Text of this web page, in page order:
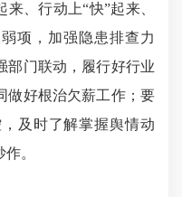
、行动上“快”起来、
项，加强隐患排查力
部门联动，履行好行业
做好根治欠薪工作；要
及时了解掌握舆情动
。